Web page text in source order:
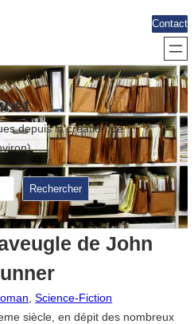
Contact
depuis la création de
Rechercher
de John
, Science-Fiction
siècle, en dépit des nombreux